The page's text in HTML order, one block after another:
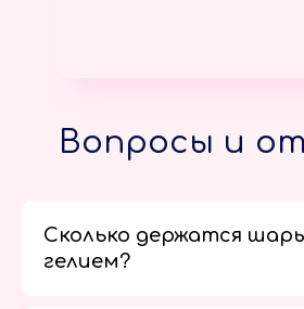
Вопросы и
Сколько держатся
гелием?